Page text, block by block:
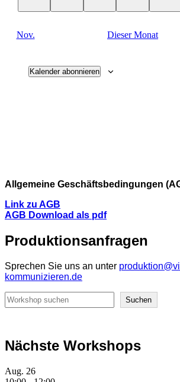
Nov. Dieser Monat
Kalender abonnieren
Allgemeine Geschäftsbedingungen
Link zu AGB
AGB Download als pdf
Produktionsanfragen
Sprechen Sie uns an unter
kommunizieren.de
Suchen
Suchen
Nächste Workshops
Aug. 26